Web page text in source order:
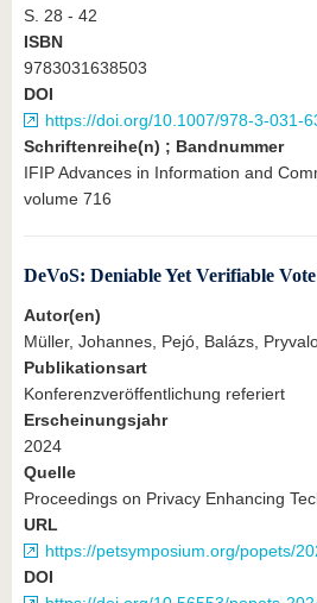
S. 28 - 42
ISBN
9783031638503
DOI
https://doi.org/10.1007/978-3-031-
Schriftenreihe(n) ; Bandnummer
IFIP Advances in Information and
volume 716
DeVoS: Deniable Yet Verifiable
Autor(en)
Müller, Johannes, Pejó, Balázs,
Publikationsart
Konferenzveröffentlichung referiert
Erscheinungsjahr
2024
Quelle
Proceedings on Privacy Enhancing
URL
https://petsymposium.org/popets/
DOI